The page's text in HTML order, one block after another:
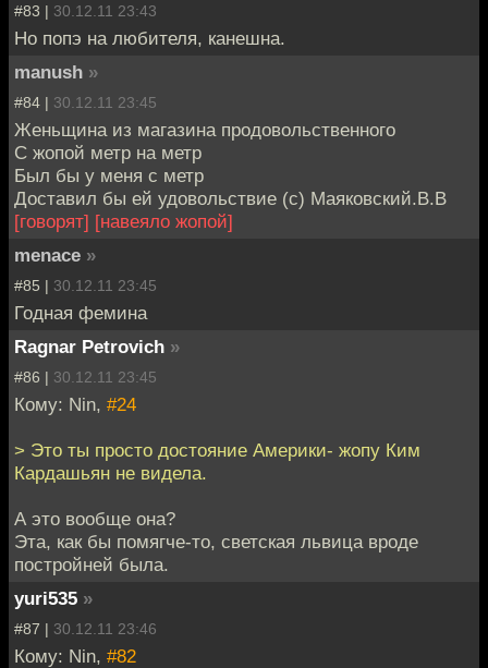
#83 | 30.12.11 23:43
Но попэ на любителя, канешна.
manush »
#84 | 30.12.11 23:45
Женьщина из магазина продовольственного
С жопой метр на метр
Был бы у меня с метр
Доставил бы ей удовольствие (с) Маяковский.В.В
[говорят] [навеяло жопой]
menace »
#85 | 30.12.11 23:45
Годная фемина
Ragnar Petrovich »
#86 | 30.12.11 23:45
Кому: Nin, #24
> Это ты просто достояние Америки- жопу Ким
Кардашьян не видела.
А это вообще она?
Эта, как бы помягче-то, светская львица вроде
постройней была.
yuri535 »
#87 | 30.12.11 23:46
Кому: Nin, #82